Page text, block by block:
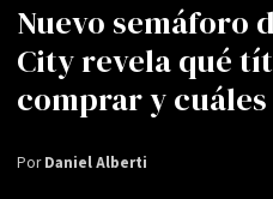
Nuevo semáforo
City revela qué
comprar y
PorDaniel Alberti